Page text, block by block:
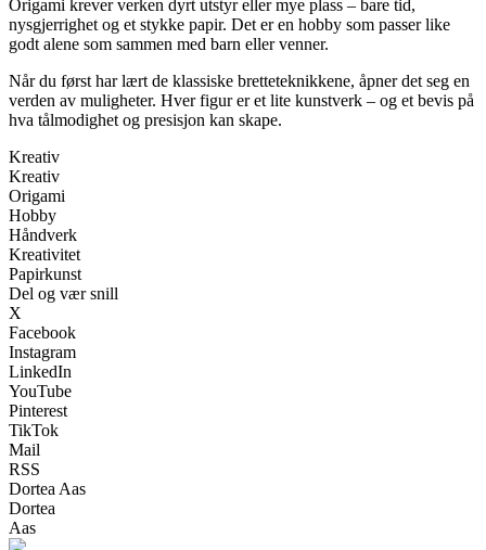
Origami krever verken dyrt utstyr eller mye plass – bare tid,
nysgjerrighet og et stykke papir. Det er en hobby som passer like
godt alene som sammen med barn eller venner.
Når du først har lært de klassiske bretteteknikkene, åpner det seg en
verden av muligheter. Hver figur er et lite kunstverk – og et bevis på
hva tålmodighet og presisjon kan skape.
Kreativ
Kreativ
Origami
Hobby
Håndverk
Kreativitet
Papirkunst
Del og vær snill
X
Facebook
Instagram
LinkedIn
YouTube
Pinterest
TikTok
Mail
RSS
Dortea Aas
Dortea
Aas